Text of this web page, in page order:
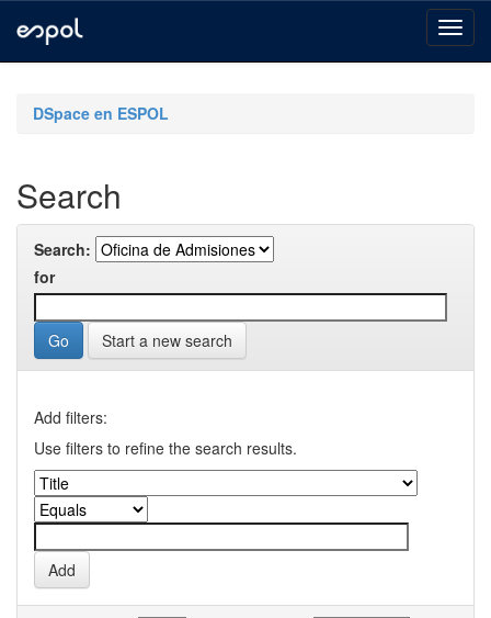
navigationDSpace en ESPOL
Search
Search:
for
Start a new search
Add filters:
Use filters to refine the search results.